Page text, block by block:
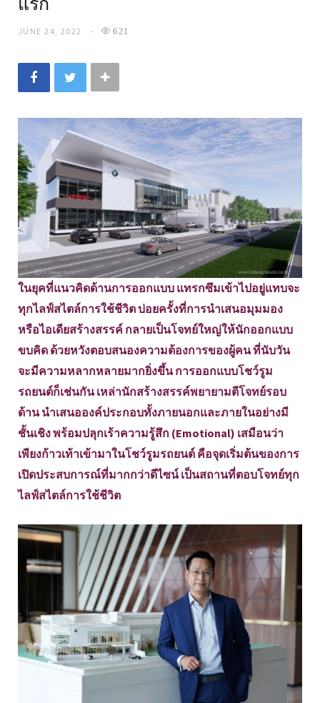
JUNE 24, 2022 621
ในยุคที่แนวคิดด้านการออกแบบ แทรกซึมเข้าไปอยู่แทบจะ
ทุกไลฟ์สไตล์การใช้ชีวิต บ่อยครั้งที่การนำเสนอมุมมอง
หรือไอเดียสร้างสรรค์ กลายเป็นโจทย์ใหญ่ให้นักออกแบบ
ขบคิด ด้วยหวังตอบสนองความต้องการของผู้คน ที่นับวัน
จะมีความหลากหลายมากยิ่งขึ้น การออกแบบโชว์รูม
รถยนต์ก็เช่นกัน เหล่านักสร้างสรรค์พยายามตีโจทย์รอบ
ด้าน นำเสนอองค์ประกอบทั้งภายนอกและภายในอย่างมี
ชั้นเชิง พร้อมปลุกเร้าความรู้สึก (Emotional) เสมือนว่า
เพียงก้าวเท้าเข้ามาในโชว์รูมรถยนต์ คือจุดเริ่มต้นของการ
เปิดประสบการณ์ที่มากกว่าดีไซน์ เป็นสถานที่ตอบโจทย์ทุก
ไลฟ์สไตล์การใช้ชีวิต